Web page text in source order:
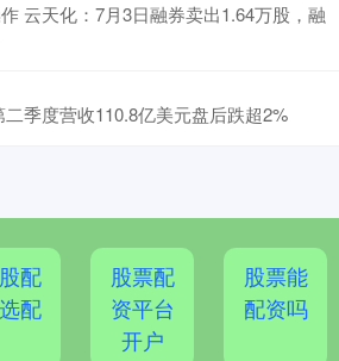
云天化：7月3日融券卖出1.64万股，融
季度营收110.8亿美元盘后跌超2%
配
配
股票配
资平台
开户
股票能
配资吗